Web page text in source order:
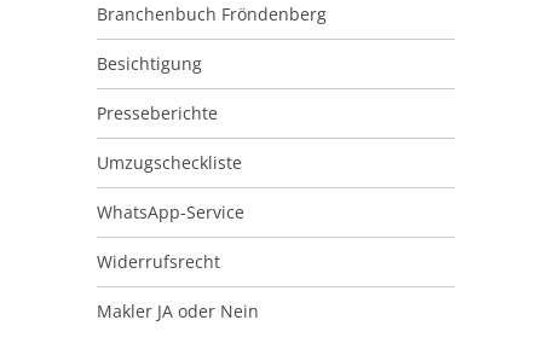
Branchenbuch Fröndenberg
Besichtigung
Presseberichte
Umzugscheckliste
WhatsApp-Service
Widerrufsrecht
Makler JA oder Nein